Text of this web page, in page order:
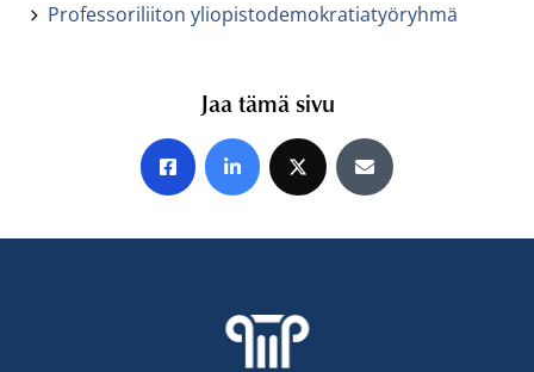
Professoriliiton yliopistodemokratiatyöryhmä
Jaa tämä sivu
Jaa Facebookissa
Jaa LinkedInissä
Jaa X:ssäJaa sähköpostitse